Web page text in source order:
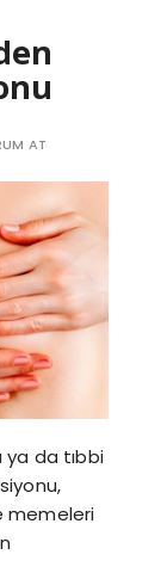
AT
ya da tıbbi
memeleri